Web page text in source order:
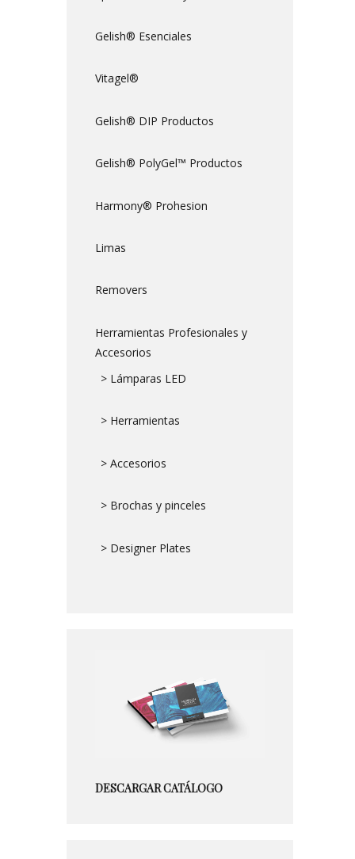
Gelish® Esenciales
Vitagel®
Gelish® DIP Productos
Gelish® PolyGel™ Productos
Harmony® Prohesion
Limas
Removers
Herramientas Profesionales y
Accesorios
> Lámparas LED
> Herramientas
> Accesorios
> Brochas y pinceles
> Designer Plates
DESCARGAR CATÁLOGO